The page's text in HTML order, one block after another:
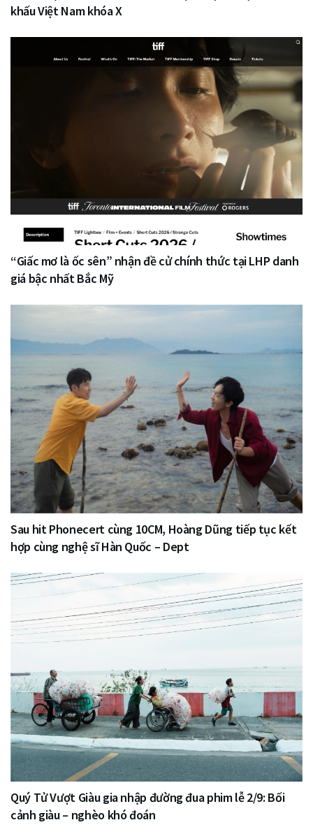
khấu Việt Nam khóa X
“Giấc mơ là ốc sên” nhận đề cử chính thức tại LHP danh
giá bậc nhất Bắc Mỹ
Sau hit Phonecert cùng 10CM, Hoàng Dũng tiếp tục kết
hợp cùng nghệ sĩ Hàn Quốc – Dept
Quý Tử Vượt Giàu gia nhập đường đua phim lễ 2/9: Bối
cảnh giàu – nghèo khó đoán